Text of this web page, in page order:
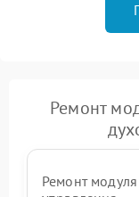
Ремонт
Ремонт модуля